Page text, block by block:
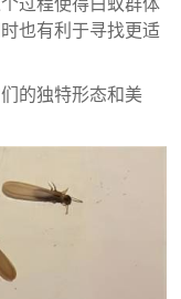
也有利于寻找更适
的独特形态和美